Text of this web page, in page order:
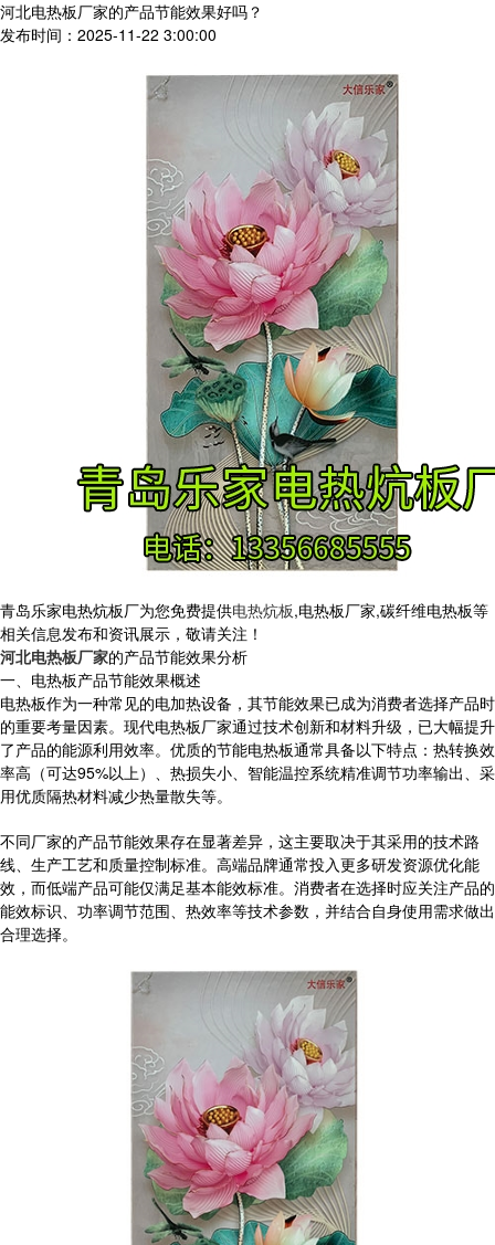
河北电热板厂家的产品节能效果好吗？
发布时间：2025-11-22 3:00:00
青岛乐家电热炕板厂为您免费提供电热炕板,电热板厂家,碳纤维电热板等
相关信息发布和资讯展示，敬请关注！
河北电热板厂家的产品节能效果分析
一、电热板产品节能效果概述
电热板作为一种常见的电加热设备，其节能效果已成为消费者选择产品时
的重要考量因素。现代电热板厂家通过技术创新和材料升级，已大幅提升
了产品的能源利用效率。优质的节能电热板通常具备以下特点：热转换效
率高（可达95%以上）、热损失小、智能温控系统精准调节功率输出、采
用优质隔热材料减少热量散失等。
不同厂家的产品节能效果存在显著差异，这主要取决于其采用的技术路
线、生产工艺和质量控制标准。高端品牌通常投入更多研发资源优化能
效，而低端产品可能仅满足基本能效标准。消费者在选择时应关注产品的
能效标识、功率调节范围、热效率等技术参数，并结合自身使用需求做出
合理选择。